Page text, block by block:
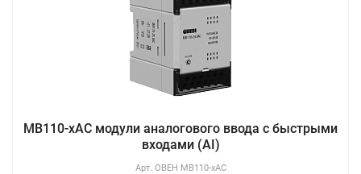
МВ110-хАС модули аналогового ввода с быстрыми
входами (AI)
Арт. ОВЕН МВ110-хАС